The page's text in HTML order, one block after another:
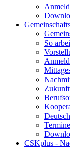
So
Termine
CSKplus -